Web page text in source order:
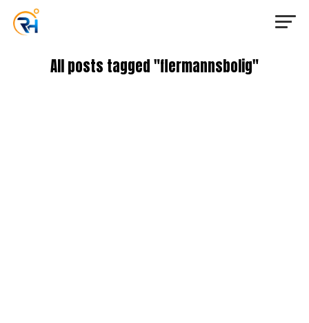
All posts tagged "flermannsbolig"